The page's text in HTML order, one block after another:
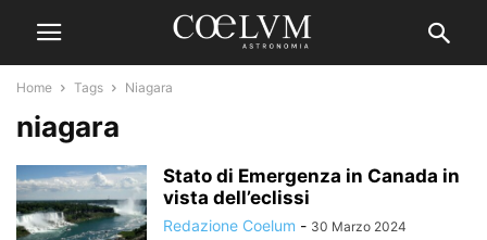
Home Tags Niagara
niagara
Stato di Emergenza in Canada in
vista dell’eclissi
Redazione Coelum - 30 Marzo 2024